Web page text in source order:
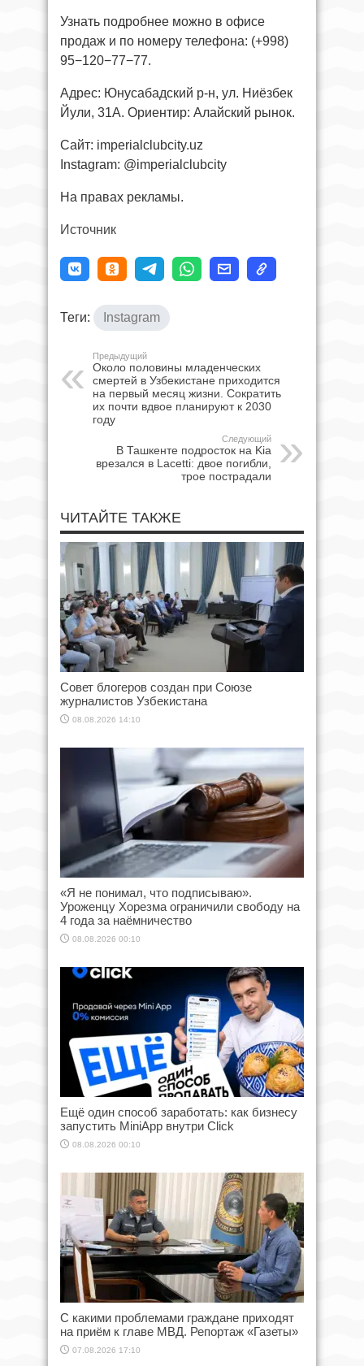
Узнать подробнее можно в офисе
продаж и по номеру телефона: (+998)
95−120−77−77.
Адрес: Юнусабадский р-н, ул. Ниёзбек
Йули, 31А. Ориентир: Алайский рынок.
Сайт: imperialclubcity.uz
Instagram: @imperialclubcity
На правах рекламы.
Источник
Теги: Instagram
Предыдущий
Около половины младенческих
смертей в Узбекистане приходится
на первый месяц жизни. Сократить
их почти вдвое планируют к 2030
году
Следующий
В Ташкенте подросток на Kia
врезался в Lacetti: двое погибли,
трое пострадали
ЧИТАЙТЕ ТАКЖЕ
Совет блогеров создан при Союзе
журналистов Узбекистана
08.08.2026 14:10
«Я не понимал, что подписываю».
Уроженцу Хорезма ограничили свободу на
4 года за наёмничество
08.08.2026 00:10
Ещё один способ заработать: как бизнесу
запустить MiniApp внутри Click
08.08.2026 00:10
С какими проблемами граждане приходят
на приём к главе МВД. Репортаж «Газеты»
07.08.2026 17:10